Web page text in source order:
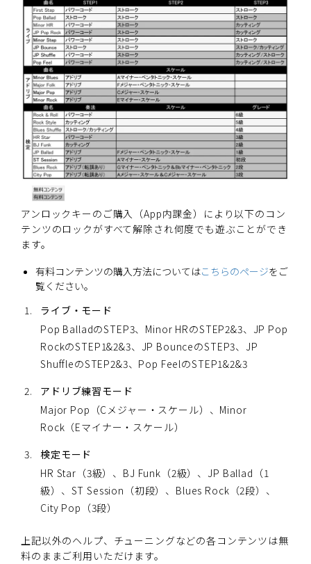
アンロックキーのご購入（App内課金）により以下のコン
テンツのロックがすべて解除され何度でも遊ぶことができ
ます。
有料コンテンツの購入方法についてはこちらのページをご
覧ください。
ライブ・モード
Pop BalladのSTEP3、Minor HRのSTEP2&3、JP Pop
RockのSTEP1&2&3、JP BounceのSTEP3、JP
ShuffleのSTEP2&3、Pop FeelのSTEP1&2&3
アドリブ練習モード
Major Pop（Cメジャー・スケール）、Minor
Rock（Eマイナー・スケール）
検定モード
HR Star（3級）、BJ Funk（2級）、JP Ballad（1
級）、ST Session（初段）、Blues Rock（2段）、
City Pop（3段）
上記以外のヘルプ、チューニングなどの各コンテンツは無
料のままご利用いただけます。